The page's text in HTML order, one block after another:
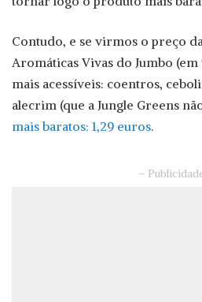
Contudo, e se virmos o preço
Aromáticas Vivas do Jumbo
mais acessíveis: coentros,
alecrim (que a Jungle Greens
mais baratos: 1,29 euros.
–